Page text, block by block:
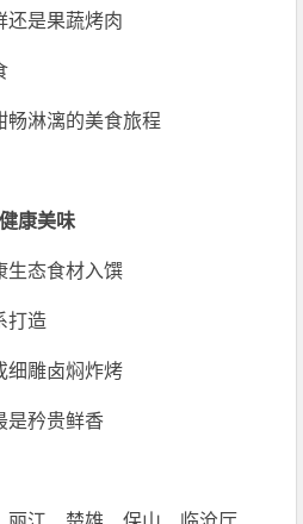
还是果蔬烤肉
畅淋漓的美食旅程
康美味
生态食材入馔
打造
细雕卤焖炸烤
是矜贵鲜香